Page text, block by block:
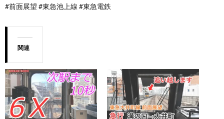
#前面展望 #東急池上線 #東急電鉄
関連